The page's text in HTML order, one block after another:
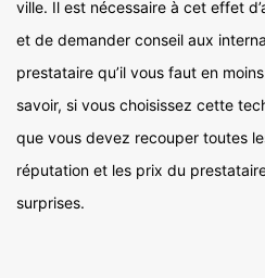
ville. Il est nécessaire à cet effet
et de demander conseil aux
prestataire qu’il vous faut en
savoir, si vous choisissez cette
que vous devez recouper toutes
réputation et les prix du
surprises.